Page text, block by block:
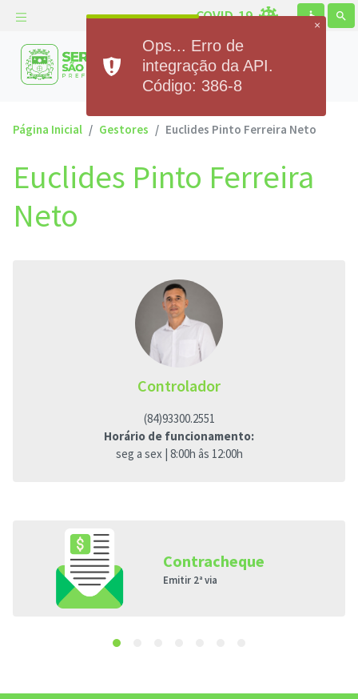
COVID-19 accessible search
Prefeitura Municipal de
Serra de São Bento
Página Inicial Gestores Euclides Pinto Ferreira Neto
Euclides Pinto Ferreira
Neto
Controlador
(84)93300.2551
Horário de funcionamento:
seg a sex | 8:00h âs 12:00h
Contracheque
Emitir 2ª via
×
Ops... Erro de
integração da API.
Código: 386-8